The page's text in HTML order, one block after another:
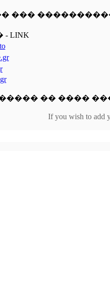
���
LINK
�� ���� ���
If you wish to add